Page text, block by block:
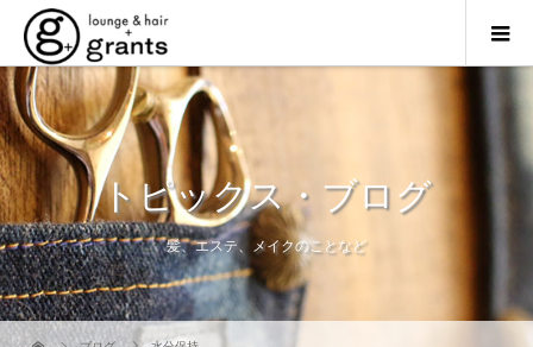
トピックス・ブログ
髪、エステ、メイクのことなど